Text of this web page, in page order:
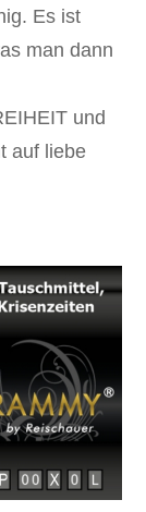
Es ist
man dann
und
auf liebe